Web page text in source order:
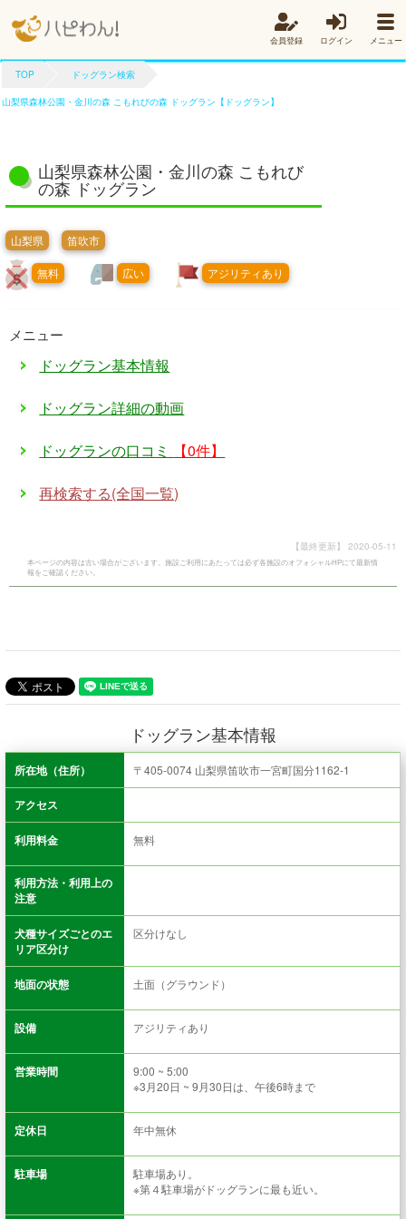
会員登録 ログイン メニュー
TOP ドッグラン検索
山梨県森林公園・金川の森 こもれびの森 ドッグラン【ドッグラン】
山梨県森林公園・金川の森 こもれび
の森 ドッグラン
山梨県 笛吹市
無料 広い アジリティあり
メニュー
ドッグラン基本情報
ドッグラン詳細の動画
ドッグランの口コミ 【0件】
再検索する(全国一覧)
【最終更新】 2020-05-11
本ページの内容は古い場合がございます。施設ご利用にあたっては必ず各施設のオフォシャルHPにて最新情
報をご確認ください。
ドッグラン基本情報
所在地（住所） 〒405-0074 山梨県笛吹市一宮町国分1162-1
アクセス
利用料金 無料
利用方法・利用上の
注意
犬種サイズごとのエ
リア区分け
区分けなし
地面の状態 土面（グラウンド）
設備 アジリティあり
営業時間
9:00 ~ 5:00
※3月20日 ~ 9月30日は、午後6時まで
定休日 年中無休
駐車場
駐車場あり。
※第４駐車場がドッグランに最も近い。